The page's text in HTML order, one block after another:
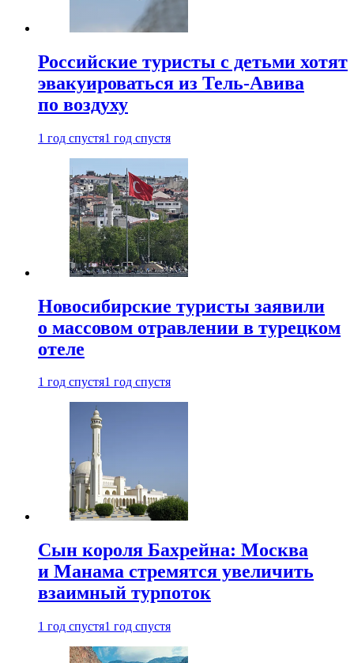
Российские туристы с детьми хотят
эвакуироваться из Тель-Авива
по воздуху
1 год спустя1 год спустя
Новосибирские туристы заявили
о массовом отравлении в турецком
отеле
1 год спустя1 год спустя
Сын короля Бахрейна: Москва
и Манама стремятся увеличить
взаимный турпоток
1 год спустя1 год спустя